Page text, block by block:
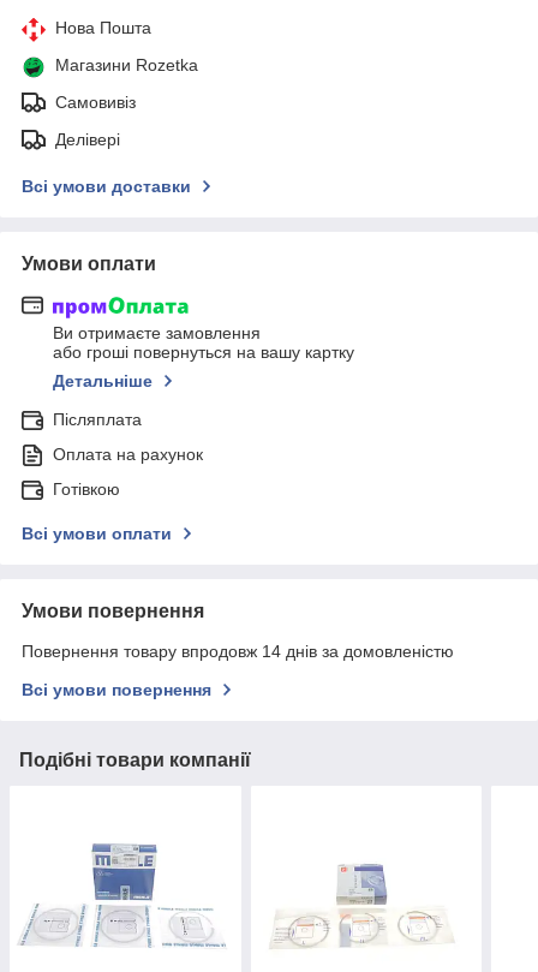
Нова Пошта
Магазини Rozetka
Самовивіз
Делівері
Всі умови доставки
Умови оплати
Ви отримаєте замовлення
або гроші повернуться на вашу картку
Детальніше
Післяплата
Оплата на рахунок
Готівкою
Всі умови оплати
Умови повернення
Повернення товару впродовж 14 днів за домовленістю
Всі умови повернення
Подібні товари компанії